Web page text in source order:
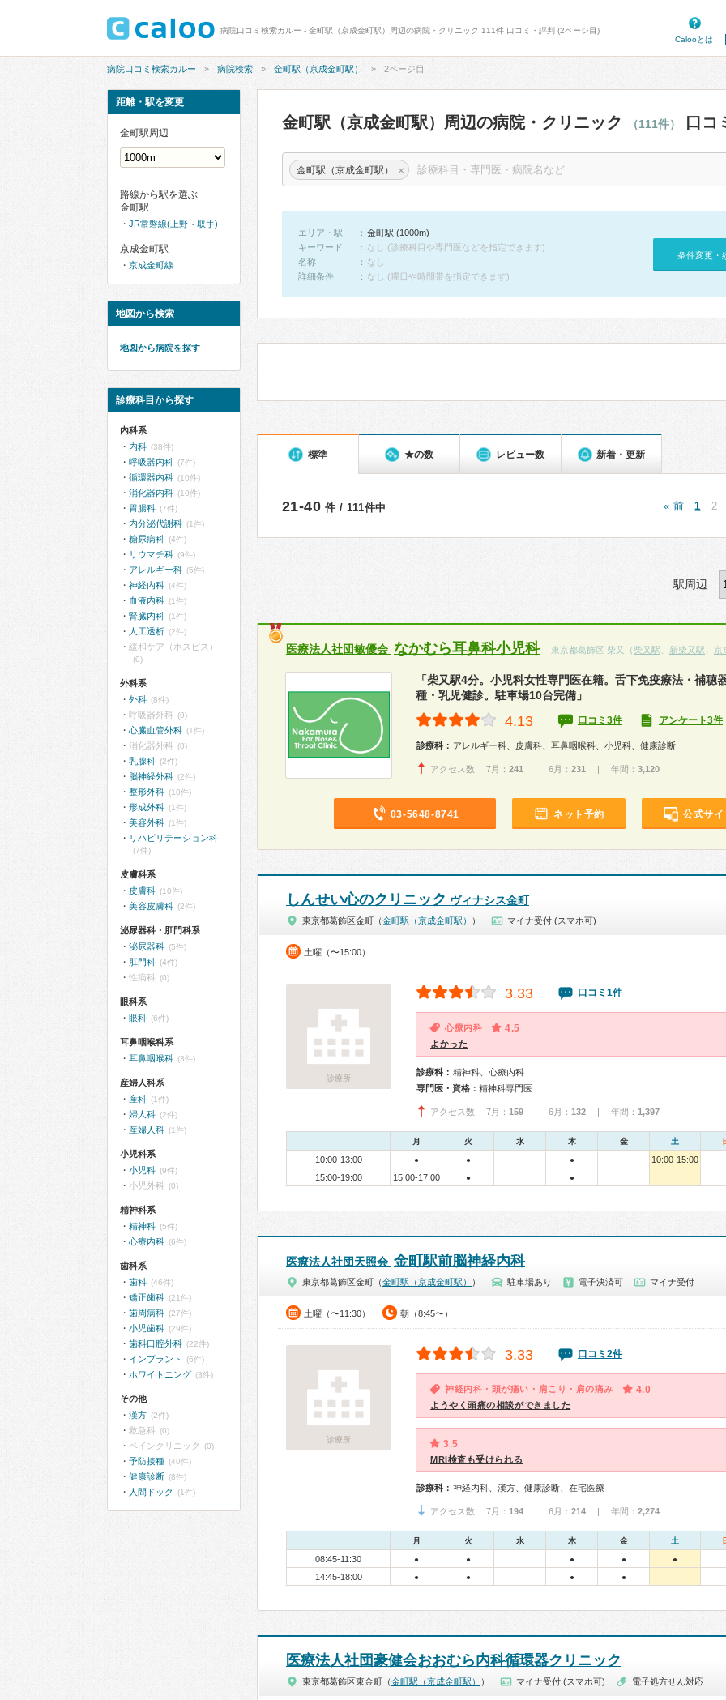
病院口コミ検索カルー - 金町駅（京成金町駅）周辺の病院・クリニック 111件 口コミ・評判 (2ページ目)
Calooとは
病院口コミ検索カルー 病院検索 金町駅（京成金町駅） 2ページ目
金町駅（京成金町駅）周辺の病院・クリニック （111件） 口コ
金町駅（京成金町駅） ×
エリア・駅
金町駅 (1000m)
キーワード
なし (診療科目や専門医などを指定できます)
名称
なし
詳細条件
なし (曜日や時間帯を指定できます)
条件変更・
標準 ★の数 レビュー数 新着・更新
21-40 件 / 111件中 « 前 1 2
駅周辺
医療法人社団敏優会 なかむら耳鼻科小児科 東京都葛飾区 柴又（ 柴又駅 新柴又駅 京
「柴又駅4分。小児科女性専門医在籍。舌下免疫療法・補聴
種・乳児健診。駐車場10台完備」
4.13 口コミ3件 アンケート3件
診療科： アレルギー科、皮膚科、耳鼻咽喉科、小児科、健康診断
アクセス数 7月： 241 | 6月： 231 | 年間： 3,120
03-5648-8741 ネット予約 公式サイ
しんせい心のクリニック ヴィナシス金町
東京都葛飾区金町（金町駅（京成金町駅） ） マイナ受付 (スマホ可)
土曜（〜15:00）
診療所
3.33 口コミ1件
心療内科 4.5
よかった
診療科： 精神科、心療内科
専門医・資格： 精神科専門医
アクセス数 7月： 159 | 6月： 132 | 年間： 1,397
月 火 水 木 金 土
10:00-13:00 ● ● ●
10:00-15:00
15:00-19:00
15:00-17:00 ● ●
医療法人社団天照会 金町駅前脳神経内科
東京都葛飾区金町（金町駅（京成金町駅） ） 駐車場あり 電子決済可 マイナ受付
土曜（〜11:30） 朝（8:45〜）
診療所
3.33 口コミ2件
神経内科・頭が痛い・肩こり・肩の痛み 4.0
ようやく頭痛の相談ができました
3.5
MRI検査も受けられる
診療科： 神経内科、漢方、健康診断、在宅医療
アクセス数 7月： 194 | 6月： 214 | 年間： 2,274
月 火 水 木 金 土
08:45-11:30 ● ● ● ● ●
14:45-18:00 ● ● ● ●
医療法人社団豪健会おおむら内科循環器クリニック
東京都葛飾区東金町（金町駅（京成金町駅） ） マイナ受付 (スマホ可) 電子処方せん対応
距離・駅を変更
金町駅周辺
路線から駅を選ぶ
金町駅
JR常磐線(上野～取手)
京成金町駅
京成金町線
地図から検索
地図から病院を探す
診療科目から探す
内科系
内科 (38件)
呼吸器内科 (7件)
循環器内科 (10件)
消化器内科 (10件)
胃腸科 (7件)
内分泌代謝科 (1件)
糖尿病科 (4件)
リウマチ科 (9件)
アレルギー科 (5件)
神経内科 (4件)
血液内科 (1件)
腎臓内科 (1件)
人工透析 (2件)
緩和ケア（ホスピス）
(0)
外科系
外科 (8件)
呼吸器外科 (0)
心臓血管外科 (1件)
消化器外科 (0)
乳腺科 (2件)
脳神経外科 (2件)
整形外科 (10件)
形成外科 (1件)
美容外科 (1件)
リハビリテーション科
(7件)
皮膚科系
皮膚科 (10件)
美容皮膚科 (2件)
泌尿器科・肛門科系
泌尿器科 (5件)
肛門科 (4件)
性病科 (0)
眼科系
眼科 (6件)
耳鼻咽喉科系
耳鼻咽喉科 (3件)
産婦人科系
産科 (1件)
婦人科 (2件)
産婦人科 (1件)
小児科系
小児科 (9件)
小児外科 (0)
精神科系
精神科 (5件)
心療内科 (6件)
歯科系
歯科 (46件)
矯正歯科 (21件)
歯周病科 (27件)
小児歯科 (29件)
歯科口腔外科 (22件)
インプラント (6件)
ホワイトニング (3件)
その他
漢方 (2件)
救急科 (0)
ペインクリニック (0)
予防接種 (40件)
健康診断 (8件)
人間ドック (1件)